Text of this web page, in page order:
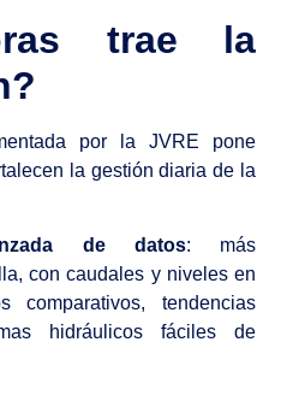
trae la
por la JVRE pone
la gestión diaria de la
de datos: más
con caudales y niveles en
comparativos, tendencias
hidráulicos fáciles de